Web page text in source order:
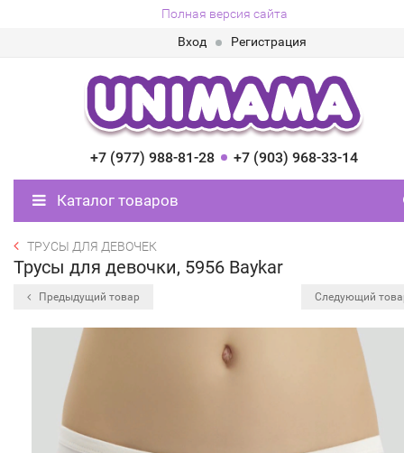
Полная версия сайта
Вход
Регистрация
+7 (977) 988-81-28 +7 (903) 968-33-14
Каталог товаров
ТРУСЫ ДЛЯ ДЕВОЧЕК
Трусы для девочки, 5956 Baykar
Предыдущий товар Следующий